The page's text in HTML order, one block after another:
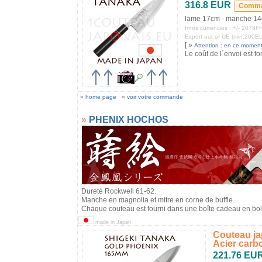
316.8 EUR
lame 17cm - manche
Infos currencies : +/-
Export out of UE
[ » Attention : en ce
Le coût de l´envoi est
» home page » voir votre commande
» PHENIX HOCHOS
Dureté Rockwell 61-62.
Manche en magnolia et mitre en corne de buffle.
Chaque couteau est fourni dans une boîte cadeau en
made in Japan
Couteau
Acier
221.76